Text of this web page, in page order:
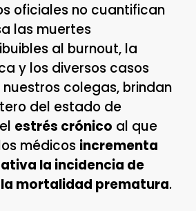
oficiales no cuantifican
las muertes
al burnout, la
y los diversos casos
colegas, brindan
del estado de
estrés crónico al que
médicos incrementa
la incidencia de
mortalidad prematura.